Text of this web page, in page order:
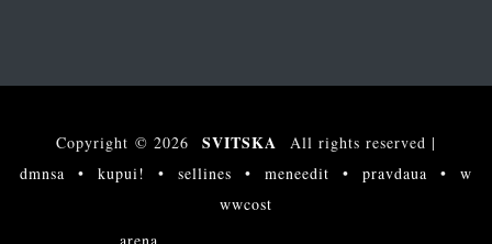
Copyright © 2026 SVITSKA All rights reserved |
dmnsa • kupui! • sellines • meneedit • pravdaua • w
wwcost